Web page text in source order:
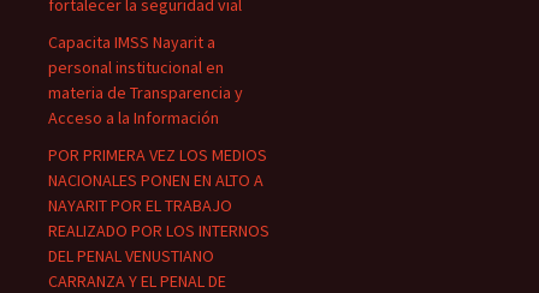
fortalecer la seguridad vial
Capacita IMSS Nayarit a
personal institucional en
materia de Transparencia y
Acceso a la Información
POR PRIMERA VEZ LOS MEDIOS
NACIONALES PONEN EN ALTO A
NAYARIT POR EL TRABAJO
REALIZADO POR LOS INTERNOS
DEL PENAL VENUSTIANO
CARRANZA Y EL PENAL DE